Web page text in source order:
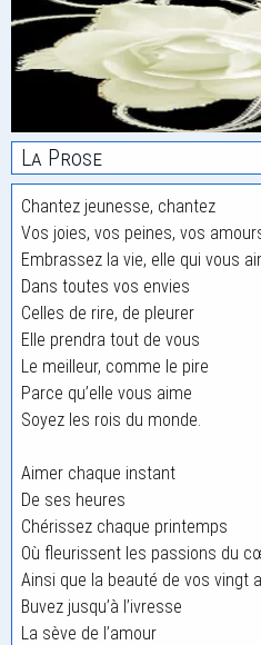
La Prose
Chantez jeunesse, chantez
Vos joies, vos peines, vos
Embrassez la vie, elle qui vous
Dans toutes vos envies
Celles de rire, de pleurer
Elle prendra tout de vous
Le meilleur, comme le pire
Parce qu’elle vous aime
Soyez les rois du monde.
Aimer chaque instant
De ses heures
Chérissez chaque printemps
Où fleurissent les passions du
Ainsi que la beauté de vos vingt
Buvez jusqu’à l’ivresse
La sève de l’amour